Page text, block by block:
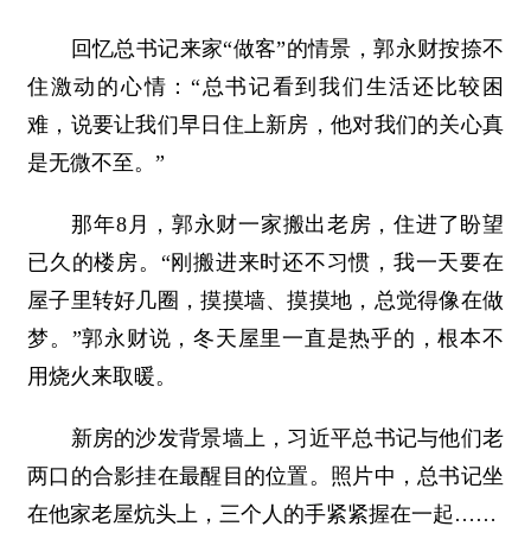
回忆总书记来家“做客”的情景，郭永财按捺不
住激动的心情：“总书记看到我们生活还比较困
难，说要让我们早日住上新房，他对我们的关心真
是无微不至。”
那年8月，郭永财一家搬出老房，住进了盼望
已久的楼房。“刚搬进来时还不习惯，我一天要在
屋子里转好几圈，摸摸墙、摸摸地，总觉得像在做
梦。”郭永财说，冬天屋里一直是热乎的，根本不
用烧火来取暖。
新房的沙发背景墙上，习近平总书记与他们老
两口的合影挂在最醒目的位置。照片中，总书记坐
在他家老屋炕头上，三个人的手紧紧握在一起……